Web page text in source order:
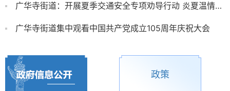
广华寺街道：开展夏季交通安全专项劝导行动 炎夏温情守护 安全一路同行
广华寺街道集中观看中国共产党成立105周年庆祝大会
政策